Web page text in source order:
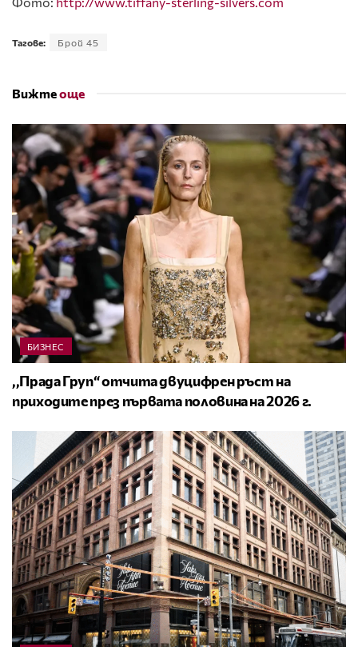
Тагове: Брой 45
Вижтеоще
БИЗНЕС
,,Прада Груп“ отчита двуцифрен ръст на
приходите през първата половина на 2026 г.